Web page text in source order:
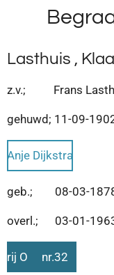
naar
de
hoofdinhoud
Lasthuis ,
z.v.; Frans
gehuwd; 11-09-
Anje Dijkstra
geb.; 08-03-1878
overl.; 03-01-
rij O nr.32